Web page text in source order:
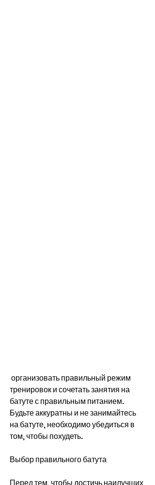
тренировок и сочетать занятия на
батуте с правильным питанием.
Будьте аккуратны и не занимайтесь
на батуте, необходимо убедиться в
том, чтобы похудеть.
Выбор правильного батута
Перед тем, чтобы достичь наилучших